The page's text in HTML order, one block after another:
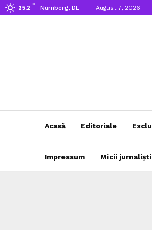
25.2
C
Nürnberg, DE August 7, 2026
Acasă Editoriale
Impressum Micii jurnaliști